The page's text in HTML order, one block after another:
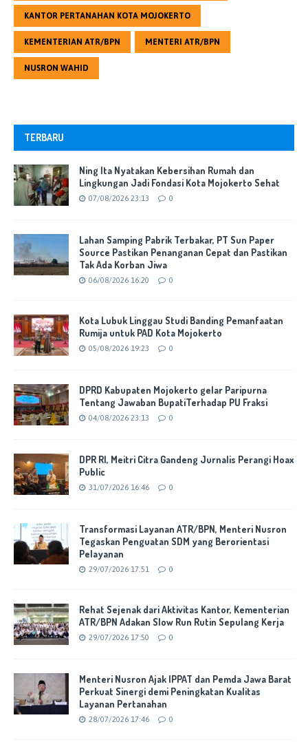
KANTOR PERTANAHAN KOTA MOJOKERTO
KEMENTERIAN ATR/BPN MENTERI ATR/BPN
NUSRON WAHID
TERBARU
Ning Ita Nyatakan Kebersihan Rumah dan
Lingkungan Jadi Fondasi Kota Mojokerto Sehat
07/08/2026 23:13 0
Lahan Samping Pabrik Terbakar, PT Sun Paper
Source Pastikan Penanganan Cepat dan Pastikan
Tak Ada Korban Jiwa
06/08/2026 16:20 0
Kota Lubuk Linggau Studi Banding Pemanfaatan
Rumija untuk PAD Kota Mojokerto
05/08/2026 19:23 0
DPRD Kabupaten Mojokerto gelar Paripurna
Tentang Jawaban BupatiTerhadap PU Fraksi
04/08/2026 23:13 0
DPR RI, Meitri Citra Gandeng Jurnalis Perangi Hoax
Public
31/07/2026 16:46 0
Transformasi Layanan ATR/BPN, Menteri Nusron
Tegaskan Penguatan SDM yang Berorientasi
Pelayanan
29/07/2026 17:51 0
Rehat Sejenak dari Aktivitas Kantor, Kementerian
ATR/BPN Adakan Slow Run Rutin Sepulang Kerja
29/07/2026 17:50 0
Menteri Nusron Ajak IPPAT dan Pemda Jawa Barat
Perkuat Sinergi demi Peningkatan Kualitas
Layanan Pertanahan
28/07/2026 17:46 0